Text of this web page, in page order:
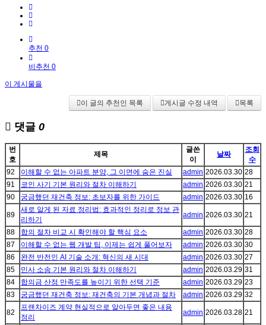
추천 0
비추천 0
이 게시물을
이 글의 추천인 목록 게시글 수정 내역 목록
댓글 0
번
호
제목
글쓴
이
날짜
조회
수
92
이해할 수 없는 아파트 분양, 그 이면에 숨은 진실 admin 2026.03.30 28
91
코인 사기 기본 원리와 절차 이해하기 admin 2026.03.30 21
90
궁금했던 재건축 정보: 초보자를 위한 가이드 admin 2026.03.30 16
89
새로 알게 된 자료 정리법: 효과적인 정리로 정보 관
리하기
admin 2026.03.30 21
88 합의 절차 비교 시 확인해야 할 핵심 요소 admin 2026.03.30 28
87
이해할 수 없는 웹 개발 팁, 이제는 쉽게 풀어보자 admin 2026.03.30 30
86
완전 반전인 AI 기술 소개: 혁신의 새 시대 admin 2026.03.30 27
85
민사 소송 기본 원리와 절차 이해하기 admin 2026.03.29 31
84
합의금 산정 만족도를 높이기 위한 선택 기준 admin 2026.03.29 23
83
궁금했던 재건축 정보: 재건축의 기본 개념과 절차 admin 2026.03.29 32
82
프랜차이즈 계약 현실적으로 알아두면 좋은 내용
정리
admin 2026.03.28 21